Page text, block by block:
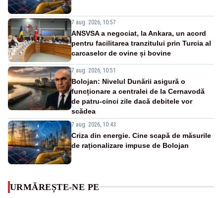
7 aug. 2026, 10:57
ANSVSA a negociat, la Ankara, un acord
pentru facilitarea tranzitului prin Turcia al
carcaselor de ovine și bovine
7 aug. 2026, 10:51
Bolojan: Nivelul Dunării asigură o
funcționare a centralei de la Cernavodă
de patru-cinci zile dacă debitele vor
scădea
7 aug. 2026, 10:43
Criza din energie. Cine scapă de măsurile
de raționalizare impuse de Bolojan
URMĂREȘTE-NE PE